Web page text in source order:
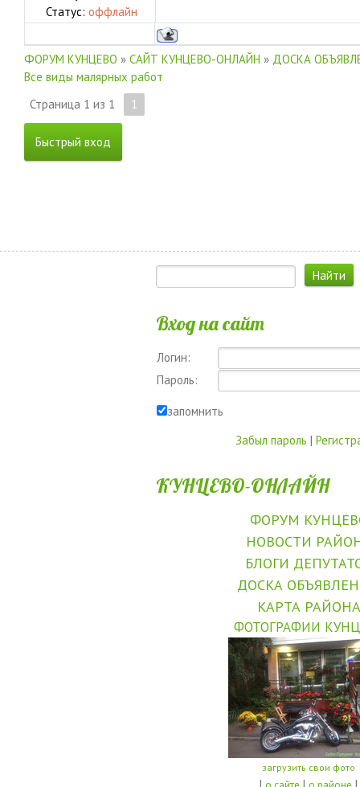
Статус: оффлайн
ФОРУМ КУНЦЕВО » САЙТ КУНЦЕВО-ОНЛАЙН » ДОСКА
Все виды малярных работ
Страница 1 из 1 1
Вход на сайт
Логин:
Пароль:
запомнить
Забыл пароль |
КУНЦЕВО-ОНЛАЙН
ФОРУМ
НОВОСТИ
БЛОГИ
ДОСКА
КАРТА РАЙОНА
ФОТОГРАФИИ
загрузить свои фото
| |
|